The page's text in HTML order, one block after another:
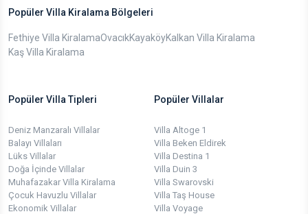
Popüler Villa Kiralama Bölgeleri
Fethiye Villa KiralamaOvacıkKayaköyKalkan Villa Kiralama
Kaş Villa Kiralama
Popüler Villa Tipleri
Deniz Manzaralı Villalar
Balayı Villaları
Lüks Villalar
Doğa İçinde Villalar
Muhafazakar Villa Kiralama
Çocuk Havuzlu Villalar
Ekonomik Villalar
Popüler Villalar
Villa Altoge 1
Villa Beken Eldirek
Villa Destina 1
Villa Duin 3
Villa Swarovski
Villa Taş House
Villa Voyage